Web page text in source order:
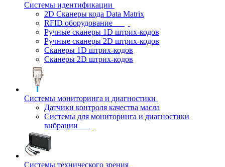
Системы идентификации
2D Сканеры кода Data Matrix
RFID оборудование
Ручные сканеры 1D штрих-кодов
Ручные сканеры 2D штрих-кодов
Сканеры 1D штрих-кодов
Сканеры 2D штрих-кодов
Системы мониторинга и диагностики
Датчики контроля качества масла
Системы для мониторинга и диагностики
вибрации
Системы технического зрения